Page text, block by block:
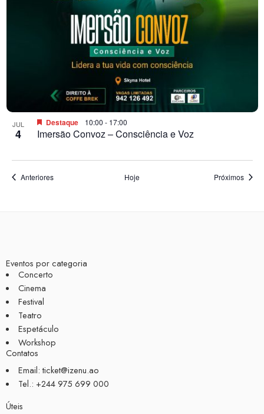
JUL
4
Destaque 10:00 - 17:00
Imersão Convoz – Consciência e Voz
Eventos
Anteriores Hoje Próximos
Eventos por categoria
Concerto
Cinema
Festival
Teatro
Espetáculo
Workshop
Contatos
Email: ticket@izenu.ao
Tel.: +244 975 699 000
Úteis